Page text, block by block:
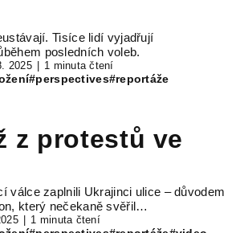
Tisíce lidí vyjadřují
posledních voleb.
2025 1 minuta čtení
#perspectives#reportáže
z protestů ve
válce zaplnili Ukrajinci ulice – důvodem
který nečekaně svěřil…
1 minuta čtení